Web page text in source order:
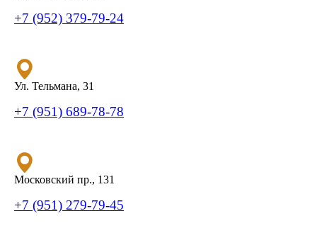
+7 (952) 379-79-24
Ул. Тельмана, 31
+7 (951) 689-78-78
Московский пр., 131
+7 (951) 279-79-45